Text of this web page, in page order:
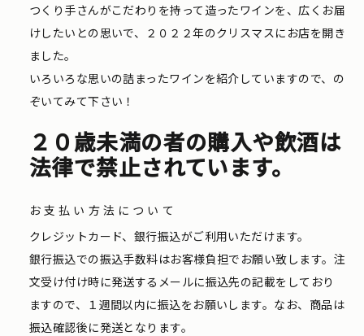
つくり手さんがこだわりを持って造ったワインを、広くお届
けしたいとの思いで、２０２２年のクリスマスにお店を開き
ました。
いろいろな思いの詰まったワインを紹介していますので、の
ぞいてみて下さい！
２０歳未満の者の購入や飲酒は
法律で禁止されています。
お支払い方法について
クレジットカード、銀行振込がご利用いただけます。
銀行振込での振込手数料はお客様負担でお願い致します。注
文受け付け時に発送するメールに振込先の記載をしており
ますので、１週間以内に振込をお願いします。なお、商品は
振込確認後に発送となります。